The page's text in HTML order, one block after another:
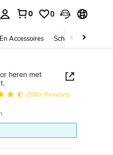
0 0
Accessoires Schoonheid &
heren met
(500+ Reviews)